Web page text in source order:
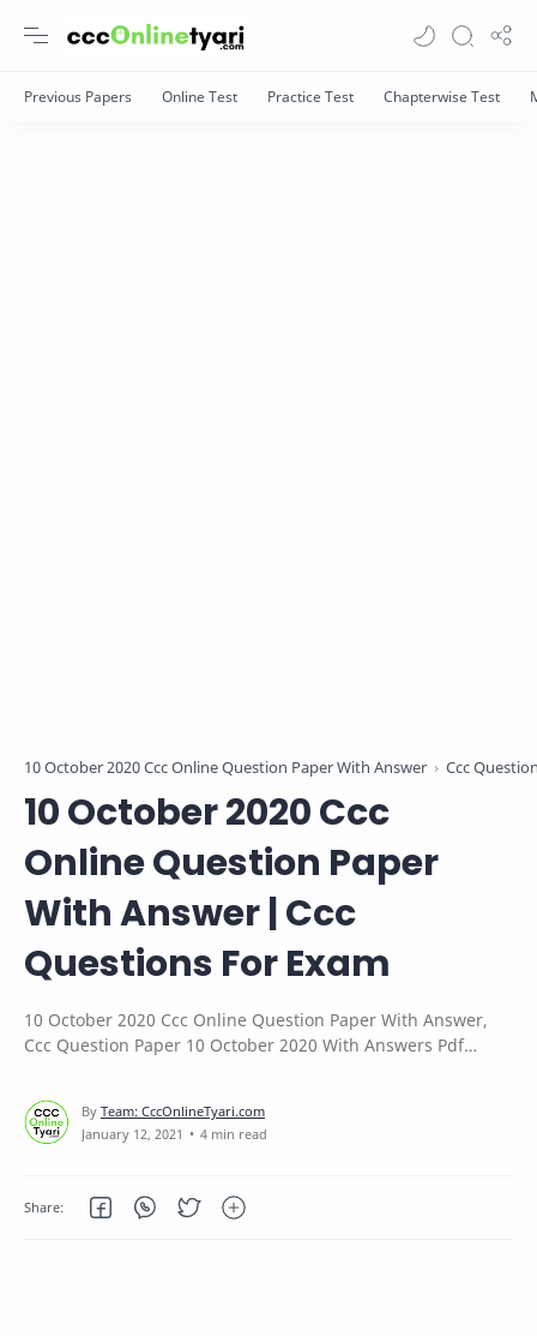
10 October 2020 Ccc Online Question Paper With Answer Ccc
10 October 2020 Ccc
Online Question Paper
With Answer | Ccc
Questions For Exam
10 October 2020 Ccc Online Question Paper With Answer,
Ccc Question Paper 10 October 2020 With Answers Pdf
4 min read